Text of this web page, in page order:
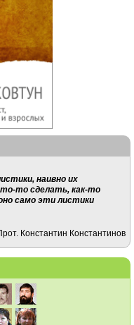
наивно их
то сделать, как-то
само эти листики
Константин Константинов